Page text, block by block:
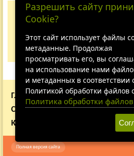
Заказывайте по
8 (800) 333-62-84
Не
ГЛАВНАЯ
О КОМПАНИИ
СОТРУДНИЧЕСТВО
ВАКАНСИИ
КАРТА САЙТА
Полная версия сайта
Разрешить сайту
Cookie?
Этот сайт использует файлы
метаданные. Продолжая
просматривать его, вы
на использование нами
и метаданных в соответствии
Политикой обработки файлов
Политика обработки